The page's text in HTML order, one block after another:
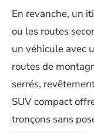
En revanche, un
ou les routes
un véhicule avec
routes de
serrés,
SUV compact
tronçons sans